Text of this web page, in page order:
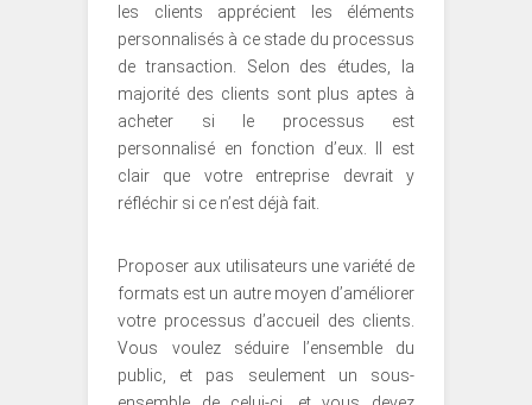
les clients apprécient les éléments
personnalisés à ce stade du processus
de transaction. Selon des études, la
majorité des clients sont plus aptes à
acheter si le processus est
personnalisé en fonction d’eux. Il est
clair que votre entreprise devrait y
réfléchir si ce n’est déjà fait.
Proposer aux utilisateurs une variété de
formats est un autre moyen d’améliorer
votre processus d’accueil des clients.
Vous voulez séduire l’ensemble du
public, et pas seulement un sous-